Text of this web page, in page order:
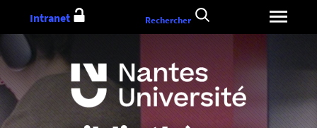
au
Intranet Rechercher